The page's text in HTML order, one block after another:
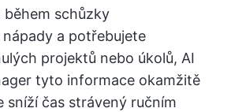
během schůzky
a potřebujete
projektů nebo úkolů, AI
tyto informace okamžitě
sníží čas strávený ručním